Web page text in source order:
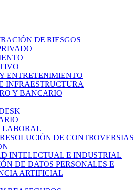
DE RIESGOS
ENTRETENIMIENTO
INFRAESTRUCTURA
Y BANCARIO
LABORAL
DE CONTROVERSIAS
INTELECTUAL E INDUSTRIAL
DE DATOS PERSONALES E
ARTIFICIAL